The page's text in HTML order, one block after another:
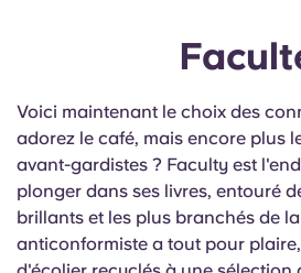
Voici maintenant le choix des
adorez le café, mais encore plus
avant-gardistes ? Faculty est
plonger dans ses livres, entouré
brillants et les plus branchés de
anticonformiste a tout pour